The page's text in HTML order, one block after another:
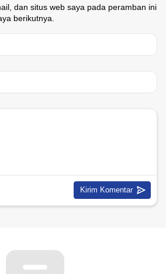
dan situs web saya pada peramban ini
berikutnya.